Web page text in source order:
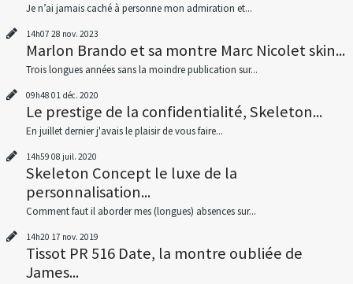
Je n’ai jamais caché à personne mon admiration et...
14h07 28 nov. 2023
Marlon Brando et sa montre Marc Nicolet skin...
Trois longues années sans la moindre publication sur...
09h48 01 déc. 2020
Le prestige de la confidentialité, Skeleton...
En juillet dernier j'avais le plaisir de vous faire...
14h59 08 juil. 2020
Skeleton Concept le luxe de la
personnalisation...
Comment faut il aborder mes (longues) absences sur...
14h20 17 nov. 2019
Tissot PR 516 Date, la montre oubliée de
James...